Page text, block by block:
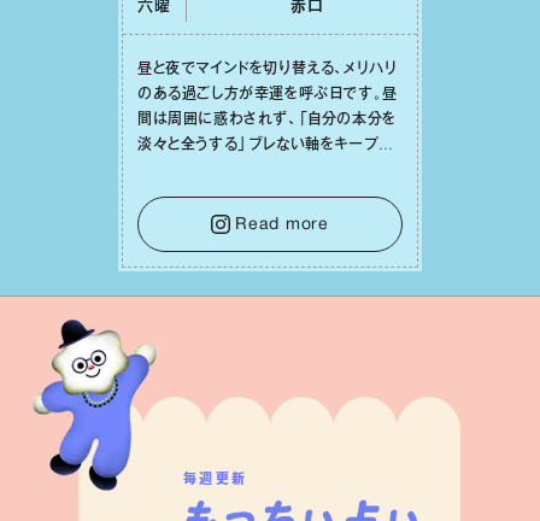
六曜 ⾚⼝
昼と夜でマインドを切り替える、メリハリ
のある過ごし⽅が幸運を呼ぶ⽇です。昼
間は周囲に惑わされず、「⾃分の本分を
淡々と全うする」ブレない軸をキープし
⾔葉に流されないよう、⼼にしっかりブ
レーキをかけること。この意識の切り替
えが、あなたに確かな安⼼感をもたらす
はずです。
Read more
毎週更新